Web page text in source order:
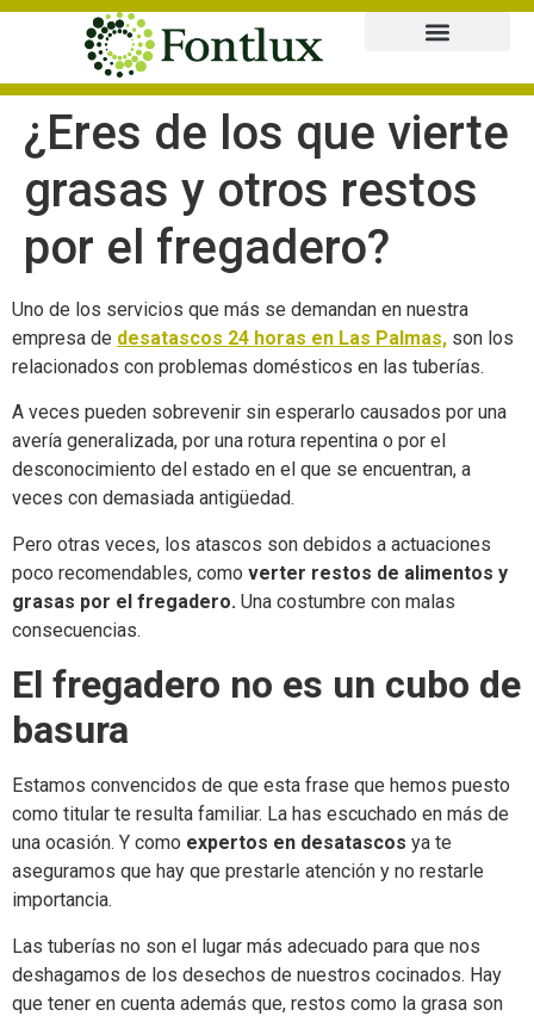
¿Eres de los que vierte
grasas y otros restos
por el fregadero?
Uno de los servicios que más se demandan en nuestra
empresa de desatascos 24 horas en Las Palmas, son los
relacionados con problemas domésticos en las tuberías.
A veces pueden sobrevenir sin esperarlo causados por una
avería generalizada, por una rotura repentina o por el
desconocimiento del estado en el que se encuentran, a
veces con demasiada antigüedad.
Pero otras veces, los atascos son debidos a actuaciones
poco recomendables, como verter restos de alimentos y
grasas por el fregadero. Una costumbre con malas
consecuencias.
El fregadero no es un cubo de
basura
Estamos convencidos de que esta frase que hemos puesto
como titular te resulta familiar. La has escuchado en más de
una ocasión. Y como expertos en desatascos ya te
aseguramos que hay que prestarle atención y no restarle
importancia.
Las tuberías no son el lugar más adecuado para que nos
deshagamos de los desechos de nuestros cocinados. Hay
que tener en cuenta además que, restos como la grasa son